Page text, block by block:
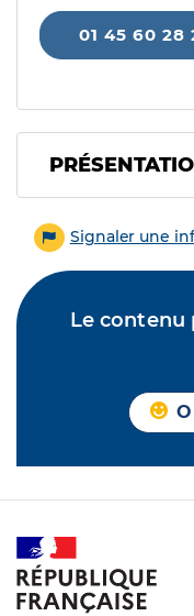
01 45 60 28
Signaler une
Le contenu